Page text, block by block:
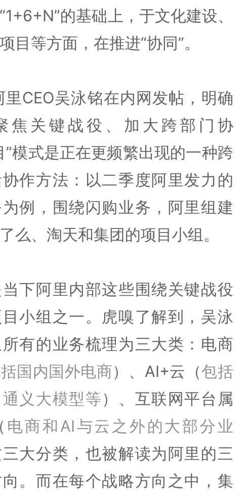
的基础上，于文化建设、
目等方面，在推进“协同”。
CEO吴泳铭在内网发帖，明确
焦关键战役、加大跨部门协
”模式是正在更频繁出现的一种跨
作方法：以二季度阿里发力的
例，围绕闪购业务，阿里组建
么、淘天和集团的项目小组。
下阿里内部这些围绕关键战役
小组之一。虎嗅了解到，吴泳
有的业务梳理为三大类：电商
国内国外电商）、AI+云（包括
义大模型等）、互联网平台属
电商和AI与云之外的大部分业
三大分类，也被解读为阿里的三
。而在每个战略方向之中，集